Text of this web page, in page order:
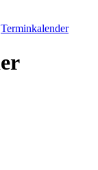
Terminkalender